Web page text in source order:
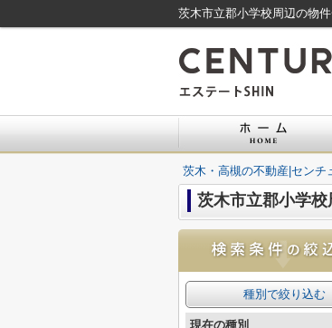
茨木市立郡小学校周辺の物
茨木・高槻の不動産|センチ
茨木市立郡小学校
種別で絞り込む
現在の種別